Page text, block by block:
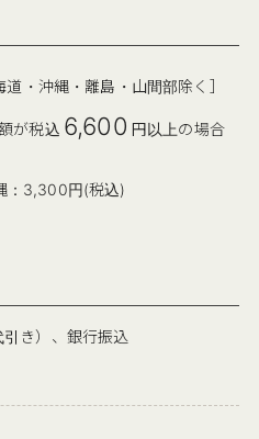
・沖縄・離島・山間部除く］
が税込 6,600 円以上の場合
：3,300円(税込)
き）、銀行振込